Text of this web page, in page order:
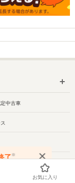
中古車
ポリシー
了※
お気に入り